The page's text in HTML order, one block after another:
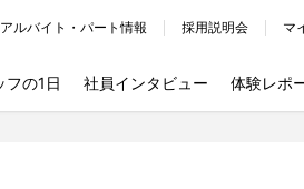
フの1日 社員インタビュー 体験レポ
アルバイト・パート情報 採用説明会 マ